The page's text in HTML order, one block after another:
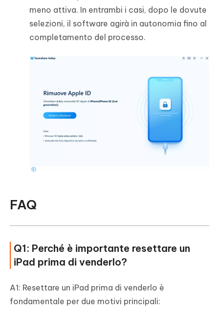
meno attiva. In entrambi i casi, dopo le dovute
selezioni, il software agirà in autonomia fino al
completamento del processo.
FAQ
Q1: Perché è importante resettare un
iPad prima di venderlo?
A1: Resettare un iPad prima di venderlo è
fondamentale per due motivi principali: